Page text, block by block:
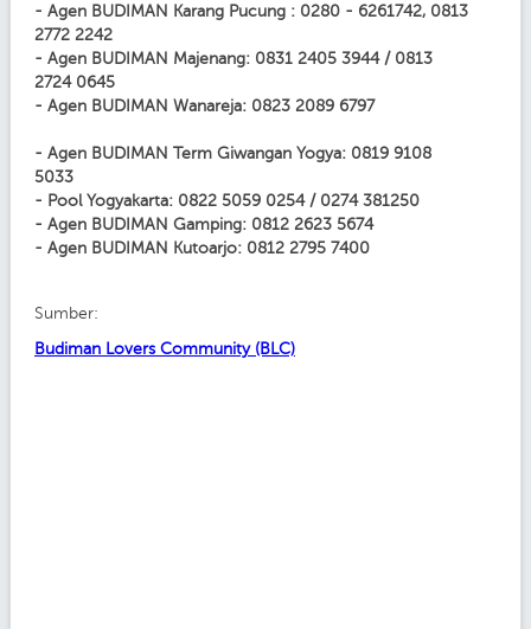
- Agen BUDIMAN Karang Pucung : 0280 - 6261742, 0813
2772 2242
- Agen BUDIMAN Majenang: 0831 2405 3944 / 0813
2724 0645
- Agen BUDIMAN Wanareja: 0823 2089 6797
- Agen BUDIMAN Term Giwangan Yogya: 0819 9108
5033
- Pool Yogyakarta: 0822 5059 0254 / 0274 381250
- Agen BUDIMAN Gamping: 0812 2623 5674
- Agen BUDIMAN Kutoarjo: 0812 2795 7400
Sumber:
Budiman Lovers Community (BLC)